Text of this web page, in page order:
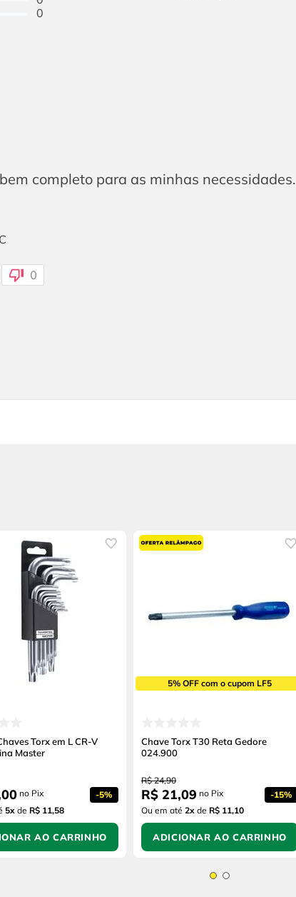
0
completo para as minhas necessidades.
0
Torx em L CR-V
Master
00 no Pix -5%
5x de R$ 11,58
AO CARRINHO
5% OFF com o cupom LF5
Chave Torx T30 Reta Gedore
024.900
R$ 24,90
R$ 21,09 no Pix -15%
Ou em até 2x de R$ 11,10
ADICIONAR AO CARRINHO